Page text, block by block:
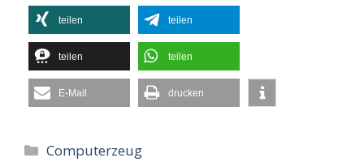
teilen teilen
teilen teilen
E-Mail drucken
Kategorien
Computerzeug